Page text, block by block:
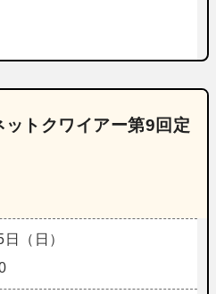
トクワイアー第9回定
（日）